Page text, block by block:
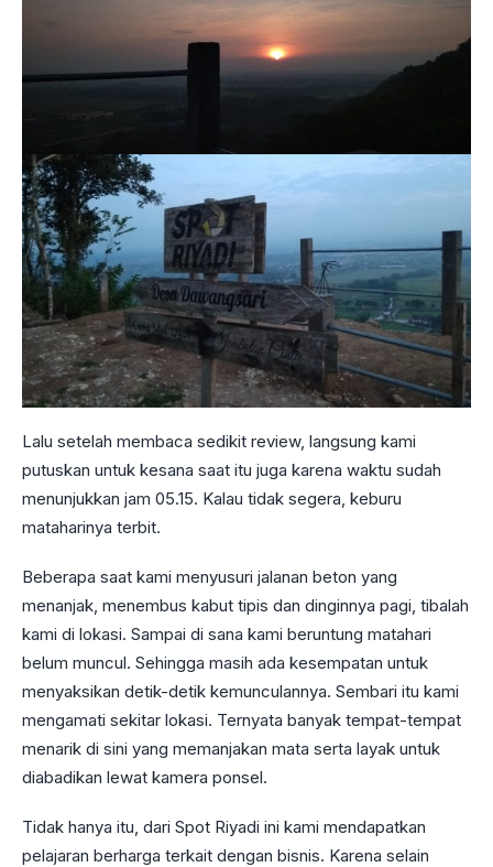
Lalu setelah membaca sedikit review, langsung kami
putuskan untuk kesana saat itu juga karena waktu sudah
menunjukkan jam 05.15. Kalau tidak segera, keburu
mataharinya terbit.
Beberapa saat kami menyusuri jalanan beton yang
menanjak, menembus kabut tipis dan dinginnya pagi, tibalah
kami di lokasi. Sampai di sana kami beruntung matahari
belum muncul. Sehingga masih ada kesempatan untuk
menyaksikan detik-detik kemunculannya. Sembari itu kami
mengamati sekitar lokasi. Ternyata banyak tempat-tempat
menarik di sini yang memanjakan mata serta layak untuk
diabadikan lewat kamera ponsel.
Tidak hanya itu, dari Spot Riyadi ini kami mendapatkan
pelajaran berharga terkait dengan bisnis. Karena selain